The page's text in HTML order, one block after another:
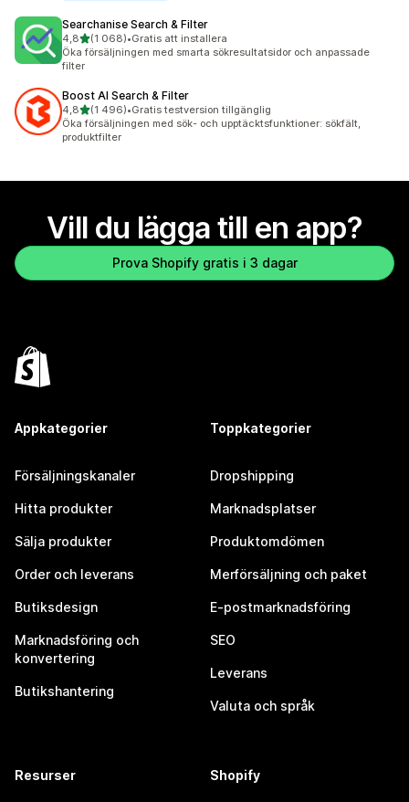
Searchanise Search & Filter
4,8av 5 stjärnor
(1 068)
1068 recensioner totalt
•Gratis att installera
Öka försäljningen med smarta sökresultatsidor och anpassade
filter
Boost AI Search & Filter
4,8av 5 stjärnor
(1 496)
1496 recensioner totalt
•Gratis testversion tillgänglig
Öka försäljningen med sök- och upptäcktsfunktioner: sökfält,
produktfilter
Vill du lägga till en app?
Prova Shopify gratis i 3 dagar
Appkategorier
Försäljningskanaler
Hitta produkter
Sälja produkter
Order och leverans
Butiksdesign
Marknadsföring och
konvertering
Butikshantering
Toppkategorier
Dropshipping
Marknadsplatser
Produktomdömen
Merförsäljning och paket
E-postmarknadsföring
SEO
Leverans
Valuta och språk
Resurser Shopify